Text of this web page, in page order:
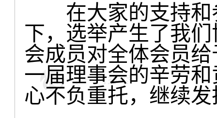
在大家的支持和
下，选举产生了我
会成员对全体会员
一届理事会的辛劳
心不负重托，继续